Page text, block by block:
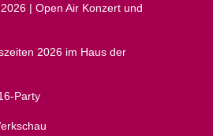
| Open Air Konzert und
2026 im Haus der
Party